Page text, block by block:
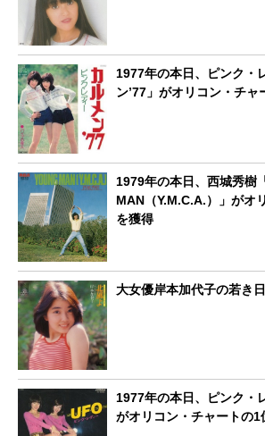
1977年の本日、ピンク・
ン’77」がオリコン・チャ
1979年の本日、西城秀樹
MAN（Y.M.C.A.）」がオ
を獲得
大女優岸本加代子の若き
1977年の本日、ピンク・
がオリコン・チャートの1